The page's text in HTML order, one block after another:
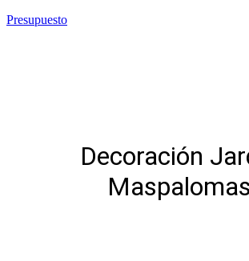
Presupuesto
Decoración
Maspalomas